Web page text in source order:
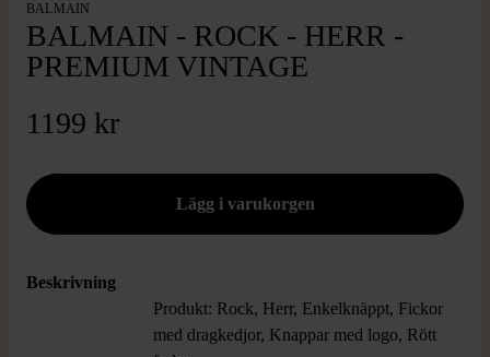
BALMAIN
BALMAIN - ROCK - HERR -
PREMIUM VINTAGE
1199 kr
Beskrivning
Produkt: Rock, Herr, Enkelknäppt, Fickor
med dragkedjor, Knappar med logo, Rött